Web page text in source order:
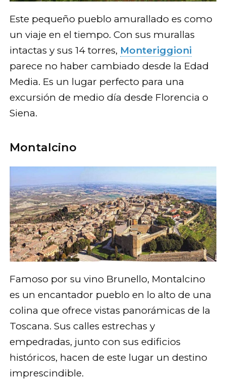
Este pequeño pueblo amurallado es como
un viaje en el tiempo. Con sus murallas
intactas y sus 14 torres, Monteriggioni
parece no haber cambiado desde la Edad
Media. Es un lugar perfecto para una
excursión de medio día desde Florencia o
Siena.
Montalcino
Famoso por su vino Brunello, Montalcino
es un encantador pueblo en lo alto de una
colina que ofrece vistas panorámicas de la
Toscana. Sus calles estrechas y
empedradas, junto con sus edificios
históricos, hacen de este lugar un destino
imprescindible.